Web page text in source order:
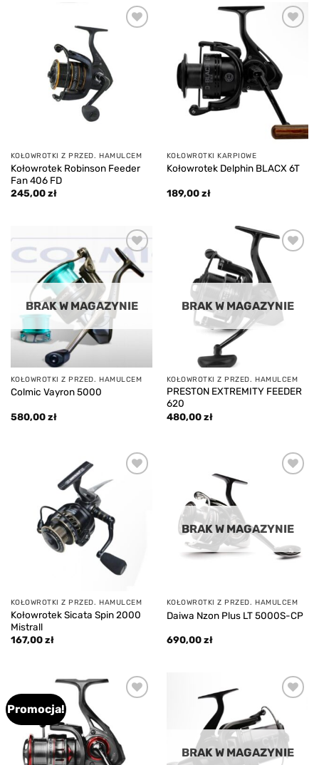
KOŁOWROTKI Z PRZED. HAMULCEM
Kołowrotek Robinson Feeder
Fan 406 FD
245,00zł
KOŁOWROTKI KARPIOWE
Kołowrotek Delphin BLACX 6T
189,00zł
Add to
wishlist
BRAK W MAGAZYNIE
KOŁOWROTKI Z PRZED. HAMULCEM
Colmic Vayron 5000
580,00zł
BRAK W MAGAZYNIE
KOŁOWROTKI Z PRZED. HAMULCEM
PRESTON EXTREMITY FEEDER
620
480,00zł
KOŁOWROTKI Z PRZED. HAMULCEM
Kołowrotek Sicata Spin 2000
Mistrall
167,00zł
BRAK W MAGAZYNIE
KOŁOWROTKI Z PRZED. HAMULCEM
Daiwa Nzon Plus LT 5000S-CP
690,00zł
Promocja!
wishlist
BRAK W MAGAZYNIE